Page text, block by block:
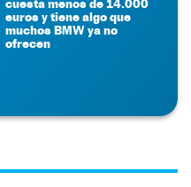
cuesta menos de 14.000
euros y tiene algo que
muchos BMW ya no
ofrecen